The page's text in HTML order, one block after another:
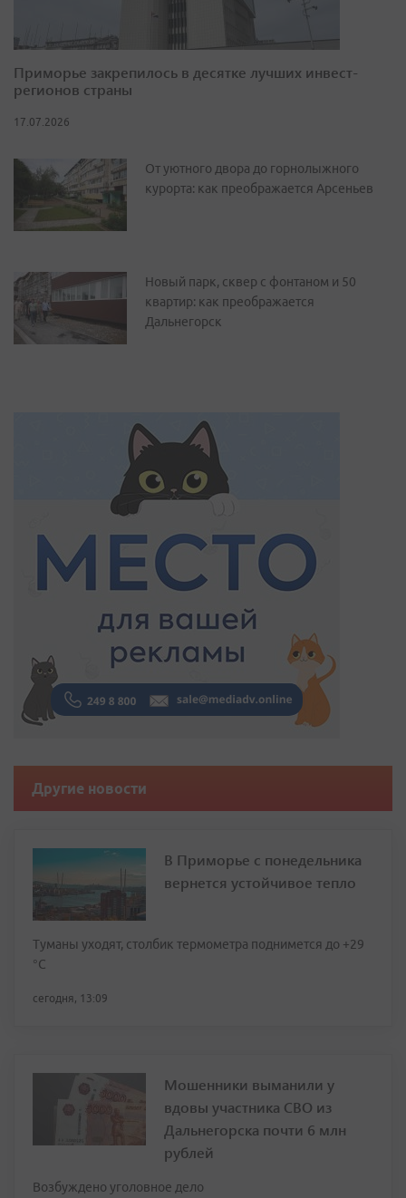
Приморье закрепилось в десятке лучших инвест-
регионов страны
17.07.2026
От уютного двора до горнолыжного
курорта: как преображается Арсеньев
Новый парк, сквер с фонтаном и 50
квартир: как преображается
Дальнегорск
Другие новости
В Приморье с понедельника
вернется устойчивое тепло
Туманы уходят, столбик термометра поднимется до +29
°С
сегодня, 13:09
Мошенники выманили у
вдовы участника СВО из
Дальнегорска почти 6 млн
рублей
Возбуждено уголовное дело